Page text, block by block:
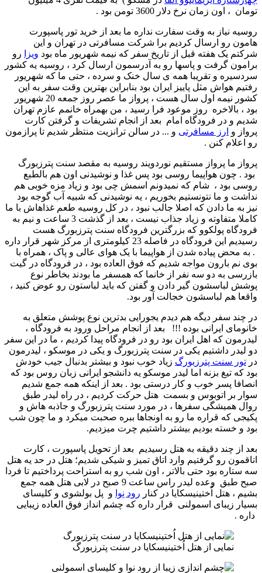
تومان ، اون زمان نرخ دلار 3600 تومن بود .
روسیه نیاز به وقت سفارت نداره ما بعد از خرید تور پاسپورت
هامون رو ارسال کردیم برا شرکت مسافرتی در تهران و این
شرکتم یک هفته قبل از تاریخ سفر که نیمه شهریور ماه بود ویزا
رو
برامون گرفت و پاسها رو به آدرسمون ارسال کرد ، روسیه یه کشور
سردسیره و تقریبا همه ی سال خنک و سرده ، حتی ما که شهریور
رفتیم هواش مثل پاییز ایران بود بنابراین بهترین وقت سفر به این
کشور نیمه اول سال هست ، پرواز ما عصر روز جمعه 20 شهریور
بود ، بالاخره روز موعود فرا رسید ، من بهمراه خانمم عازم تهران
شدیم و در فرودگاه امام بعد از انجام تشریفات و گرفتن کارت
پرواز و ارز مسافرتی و ... در سالن ترانزیت منتظر شدیم تا پرازمون
رو اعلام کنن .
پرواز ما پرواز مستقیم نوردویند روسیه به مقصد سنت پترزبورگ
بود . چون هواپیما روسی بود پس غذا و نوشیدنی اون هم بالطبع
روسی بود ، شام که نمیدونم اسمش چی بود و زیاد مزه خوبی هم
نداشت و ما نتونستیم بخوریم ، یه نوشیدنی که شبیه آب گوجه بود
نیز به ما دادن که اصلا جالب نبود ، در کل روسیه طعم غذاهاش با ما
کاملا متفاوته و زیاد جذاب نیست ، بعد از گذشت 3 ساعت و نیم به
فرودگاه پولکوو که بزرگترین فرودگاه سنت پترزبورگ هست
رسیدیم این فرودگاه در فاصله 23 کیلومتری از مرکز شهر قرار داره
. به محض پیاده شدن از هواپیما با یک هوای عالی و پاک ، همراه با
بوی نم بارون مواجه شدیم که فوق العاده بود ، در فرودگاه در گیت
بازرسی به دو سه نفر از خانما که همسفر ما بودند بخاطر نوع
پوشش لباسشون گیر دادن و گفتن که باید لباستون رو عوض کنید ،
واقعا هم لباسشون خجالت آور بود.
در چند سفر دیگه هم دیدم یجورایی بدترین نوع پوشش متعلق به
خانومای ایرانی بوده !!! بعد از انجام مراحل ورود به فرودگاه ،
لیدرمون که اهل ایران بود رو در فرودگاه پیدا کردیم ، ما در این سفر
دو لیدر داشتیم یکی در سنت پترزبورگ و یکی در موسکو ، لیدرمون
در تور سنت پترزبورگ زیاد خوب نبود و بیشتر بدنبال جیب خودش
بود که تیغ بزنه اما لیدر موسکو یه دانشجو ایرانی زبان روس بود که
انصافا پسر خوب و کار درستی بود . بعد از اینکه همه جمع شدیم
سوار بر اتوبوس و بسمت هتل حرکت کردیم ، در راه لیدر طبق
روال همیشگی سفرها ، در مورد سنت پترزبورگ و جاذبه هاش و
پکیجی که قراره ما رو به اونجاها ببره صحبت میکرد و ما چون شب
بود و خسته بودیم بیشتر داشتیم چرت میزدیم.
بعد از چند دقیقه به هتل رسیدیم بعد از تحویل پاسپورت ، کارت
اتاقمون رو گرفتیم وارد اتاق تمیز و شیکی شدیم؛ هتل در حد یه هتل
سه ستاره بود حتی بالاتر ، اون شب رو به استراحت پرداختیم تا فردا
صبح طبق وعده لیدر راس ساعت 9 صبح در لابی هتل همه جمع
بشیم ، هتل اُختینیسکایا در کنار رود نِوا و پل بولشوی و کلیسای
بسیار زیبای اسمولنی قرار داره که چشم انداز فوق العاده زیبایی
داره .
نمایی از هتل اُختینیسکایا در سنت پترزبورگ